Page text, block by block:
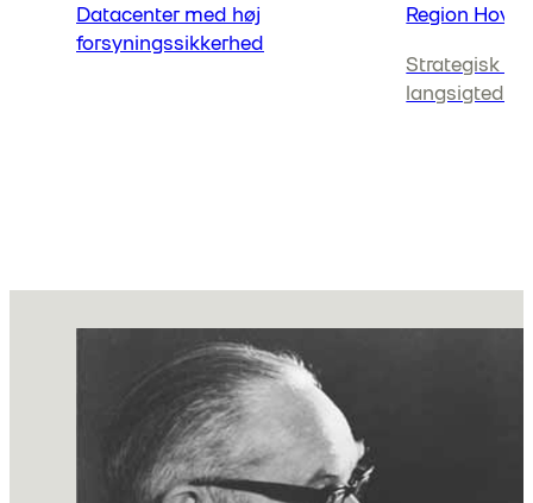
Datacenter med høj
forsyningssikkerhed
Region
Strategisk
langsigtede